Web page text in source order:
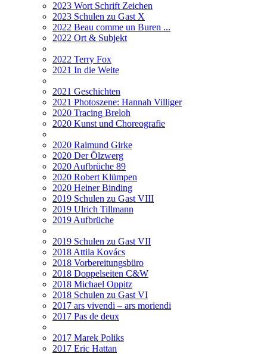
2023 Wort Schrift Zeichen
2023 Schulen zu Gast X
2022 Beau comme un Buren ...
2022 Ort & Subjekt
2022 Terry Fox
2021 In die Weite
2021 Geschichten
2021 Photoszene: Hannah Villiger
2020 Tracing Breloh
2020 Kunst und Choreografie
2020 Raimund Girke
2020 Der Ölzwerg
2020 Aufbrüche 89
2020 Robert Klümpen
2020 Heiner Binding
2019 Schulen zu Gast VIII
2019 Ulrich Tillmann
2019 Aufbrüche
2019 Schulen zu Gast VII
2018 Attila Kovács
2018 Vorbereitungsbüro
2018 Doppelseiten C&W
2018 Michael Oppitz
2018 Schulen zu Gast VI
2017 ars vivendi – ars moriendi
2017 Pas de deux
2017 Marek Poliks
2017 Eric Hattan